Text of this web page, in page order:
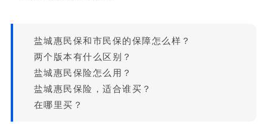
盐城惠民保和市民保的保障怎么样？
两个版本有什么区别？
盐城惠民保险怎么用？
盐城惠民保险，适合谁买？
在哪里买？